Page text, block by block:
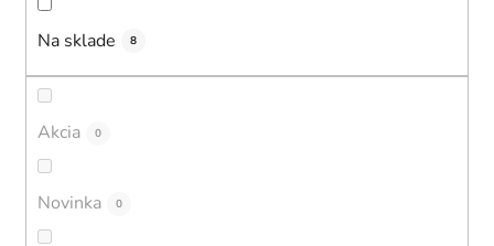
Na sklade 8
Akcia 0
Novinka 0